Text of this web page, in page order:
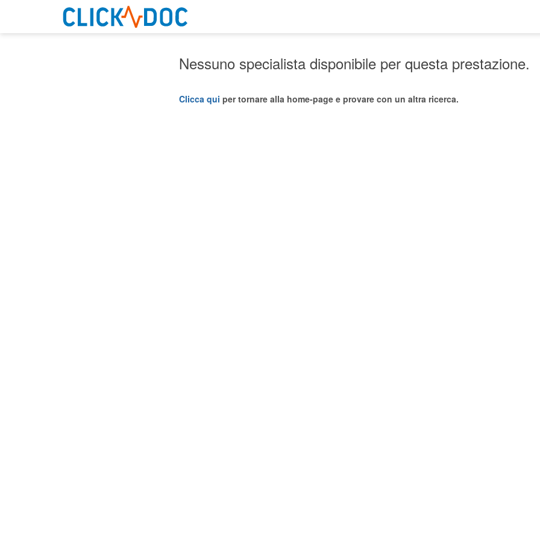
Nessuno specialista disponibile per questa prestazione.
Clicca qui per tornare alla home-page e provare con un altra ricerca.